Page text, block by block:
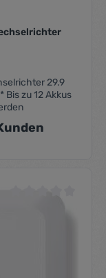
29.9
Bis zu 12 Akkus